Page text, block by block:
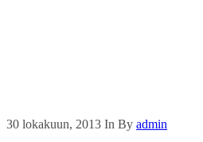
30 lokakuun, 2013 In By admin